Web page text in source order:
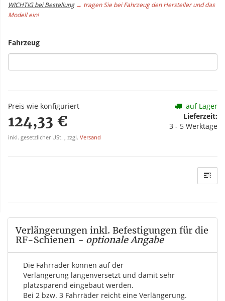
WICHTIG bei Bestellung → tragen Sie bei Fahrzeug den Hersteller und das
Modell ein!
Fahrzeug
Preis wie konfiguriert
124,33 €
inkl. gesetzlicher USt. , zzgl. Versand
auf Lager
Lieferzeit:
3 - 5 Werktage
Verlängerungen inkl. Befestigungen für die
RF-Schienen - optionale Angabe
Die Fahrräder können auf der
Verlängerung längenversetzt und damit sehr
platzsparend eingebaut werden.
Bei 2 bzw. 3 Fahrräder reicht eine Verlängerung.